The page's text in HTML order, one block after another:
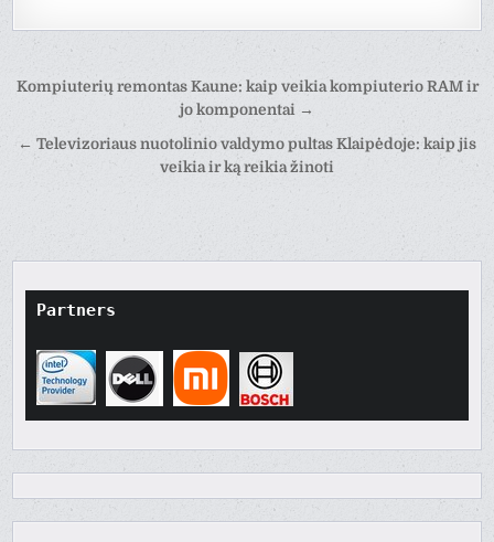
Post
Kompiuterių remontas Kaune: kaip veikia kompiuterio RAM ir
jo komponentai →
← Televizoriaus nuotolinio valdymo pultas Klaipėdoje: kaip jis
veikia ir ką reikia žinoti
Partners